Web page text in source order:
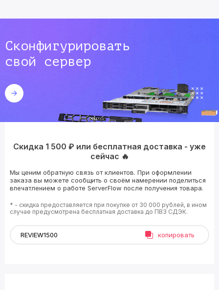
Сконфигурировать
свой сервер
Скидка 1 500 ₽ или бесплатная доставка - уже
сейчас 🔥
Мы ценим обратную связь от клиентов. При оформлении
заказа вы можете сообщить о своём намерении поделиться
впечатлением о работе ServerFlow после получения товара.
* - скидка предоставляется при покупке от 30 000 рублей, в ином
случае предусмотрена бесплатная доставка до ПВЗ СДЭК.
копировать